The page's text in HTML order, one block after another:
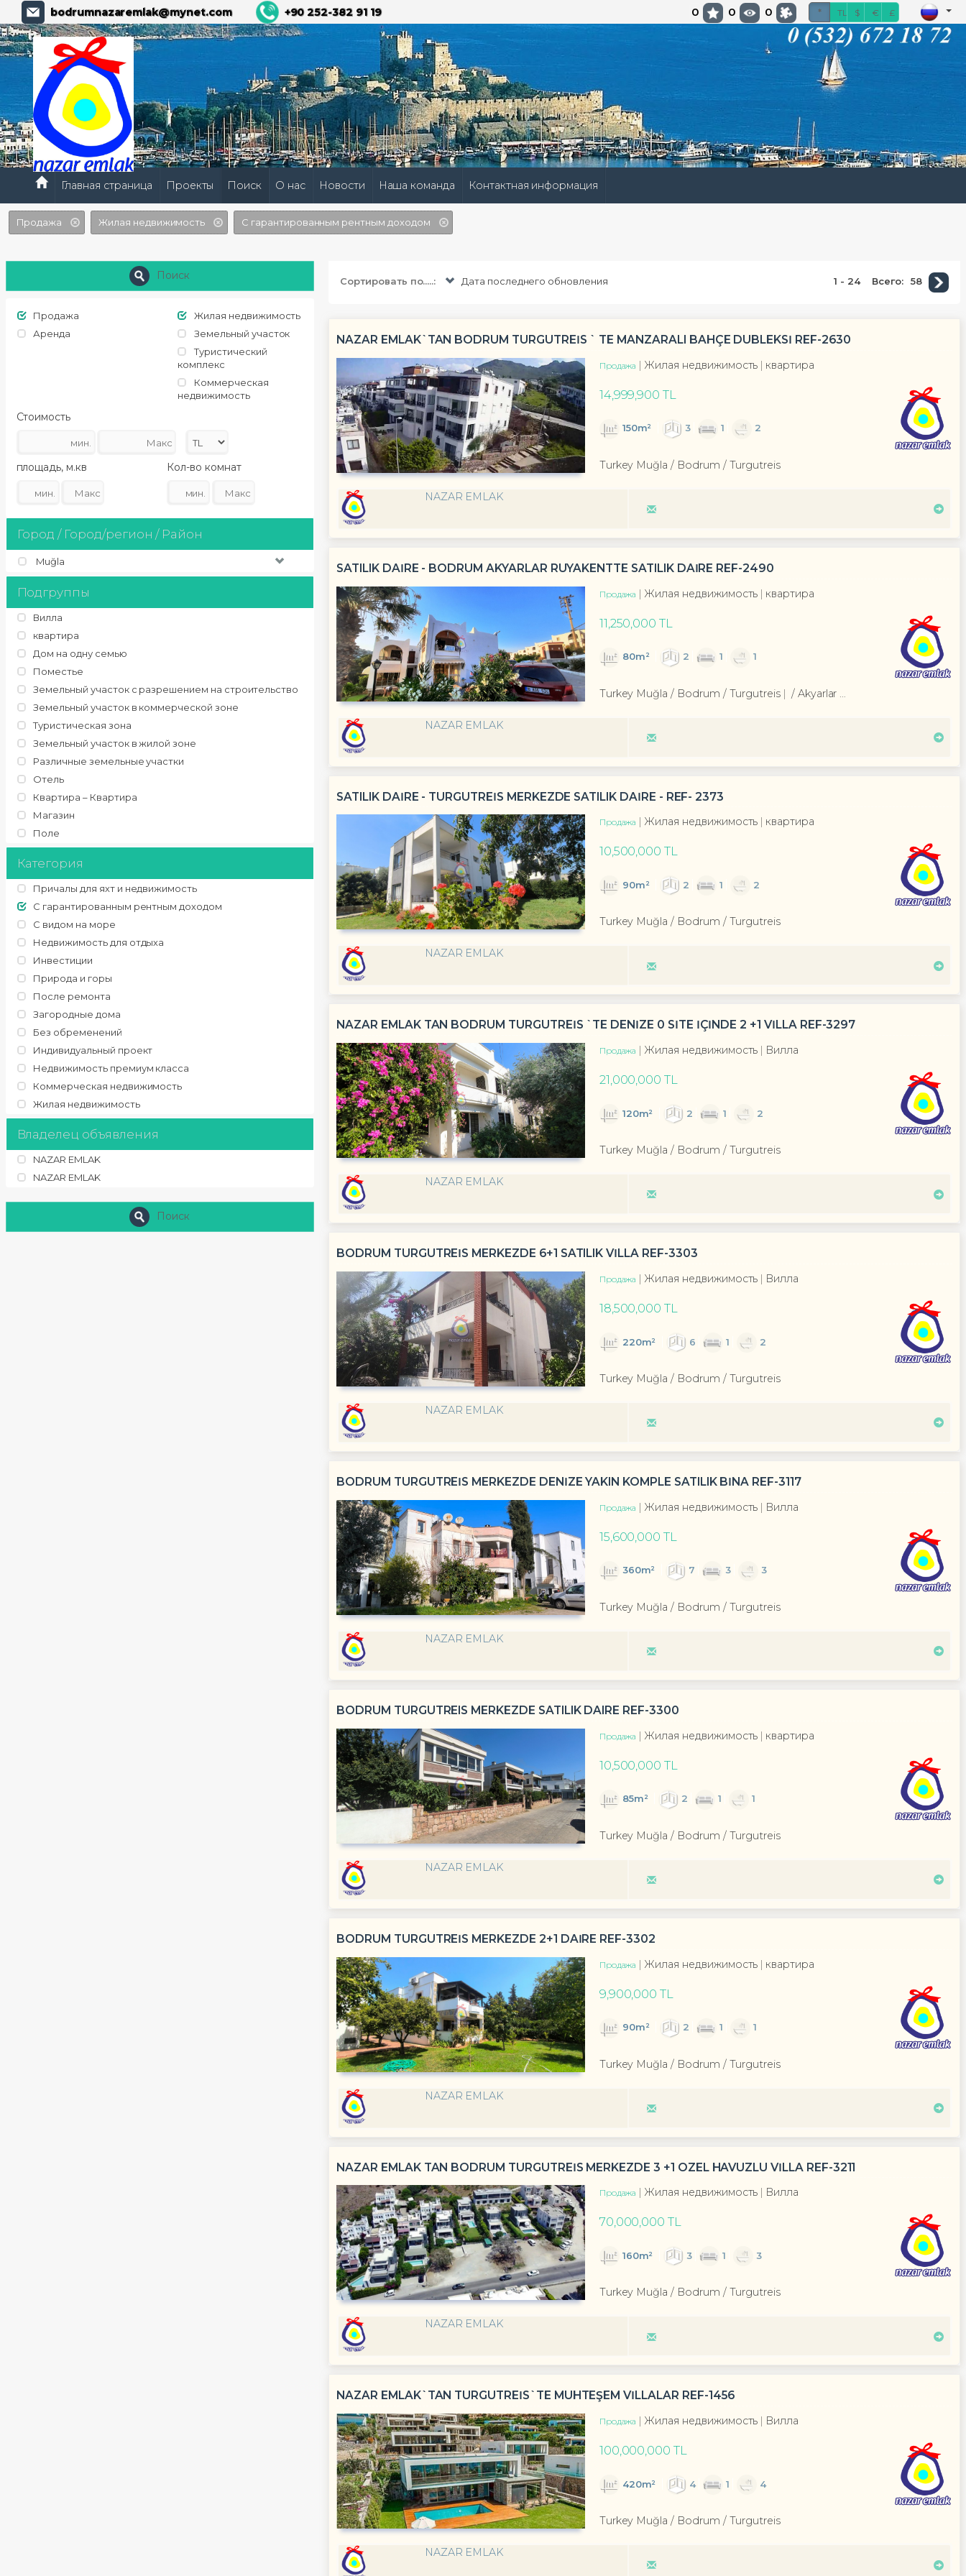
bodrumnazaremlak@mynet.com +90 252-382 91 19 0 0 0 * TL $ € £
Главная страница Проекты Поиск О нас Новости Наша команда Контактная информация
Продажа Жилая недвижимость С гарантированным рентным доходом
Поиск
Продажа
Аренда
Жилая недвижимость
Земельный участок
Туристический
комплекс
Коммерческая
недвижимость
Стоимость
площадь, м.кв Кол-во комнат
Город / Город/регион / Район
Muğla
Подгруппы
Вилла
квартира
Дом на одну семью
Поместье
Земельный участок с разрешением на строительство
Земельный участок в коммерческой зоне
Туристическая зона
Земельный участок в жилой зоне
Различные земельные участки
Отель
Квартира – Квартира
Магазин
Поле
Категория
Причалы для яхт и недвижимость
С гарантированным рентным доходом
С видом на море
Недвижимость для отдыха
Инвестиции
Природа и горы
После ремонта
Загородные дома
Без обременений
Индивидуальный проект
Недвижимость премиум класса
Коммерческая недвижимость
Жилая недвижимость
Владелец объявления
NAZAR EMLAK
NAZAR EMLAK
Поиск
Сортировать по.....: Дата последнего обновления 1 - 24 Всего: 58
NAZAR EMLAK`TAN BODRUM TURGUTREİS ` TE MANZARALI BAHÇE DUBLEKSİ REF-2630
Продажа Жилая недвижимость квартира
14,999,900 TL
150m² 3 1 2
Turkey Muğla / Bodrum / Turgutreis
NAZAR EMLAK
SATILIK DAİRE - BODRUM AKYARLAR RÜYAKENTTE SATILIK DAİRE REF-2490
Продажа Жилая недвижимость квартира
11,250,000 TL
80m² 2 1 1
Turkey Muğla / Bodrum / Turgutreis / Akyarlar Mah.
NAZAR EMLAK
SATILIK DAİRE - TURGUTREİS MERKEZDE SATILIK DAİRE - REF- 2373
Продажа Жилая недвижимость квартира
10,500,000 TL
90m² 2 1 2
Turkey Muğla / Bodrum / Turgutreis
NAZAR EMLAK
NAZAR EMLAK TAN BODRUM TURGUTREİS `TE DENİZE 0 SİTE İÇİNDE 2 +1 VİLLA REF-3297
Продажа Жилая недвижимость Вилла
21,000,000 TL
120m² 2 1 2
Turkey Muğla / Bodrum / Turgutreis
NAZAR EMLAK
BODRUM TURGUTREİS MERKEZDE 6+1 SATILIK VİLLA REF-3303
Продажа Жилая недвижимость Вилла
18,500,000 TL
220m² 6 1 2
Turkey Muğla / Bodrum / Turgutreis
NAZAR EMLAK
BODRUM TURGUTREİS MERKEZDE DENİZE YAKIN KOMPLE SATILIK BİNA REF-3117
Продажа Жилая недвижимость Вилла
15,600,000 TL
360m² 7 3 3
Turkey Muğla / Bodrum / Turgutreis
NAZAR EMLAK
BODRUM TURGUTREIS MERKEZDE SATILIK DAIRE REF-3300
Продажа Жилая недвижимость квартира
10,500,000 TL
85m² 2 1 1
Turkey Muğla / Bodrum / Turgutreis
NAZAR EMLAK
BODRUM TURGUTREİS MERKEZDE 2+1 DAİRE REF-3302
Продажа Жилая недвижимость квартира
9,900,000 TL
90m² 2 1 1
Turkey Muğla / Bodrum / Turgutreis
NAZAR EMLAK
NAZAR EMLAK TAN BODRUM TURGUTREİS MERKEZDE 3 +1 ÖZEL HAVUZLU VİLLA REF-3211
Продажа Жилая недвижимость Вилла
70,000,000 TL
160m² 3 1 3
Turkey Muğla / Bodrum / Turgutreis
NAZAR EMLAK
NAZAR EMLAK`TAN TURGUTREİS`TE MUHTEŞEM VİLLALAR REF-1456
Продажа Жилая недвижимость Вилла
100,000,000 TL
420m² 4 1 4
Turkey Muğla / Bodrum / Turgutreis
NAZAR EMLAK